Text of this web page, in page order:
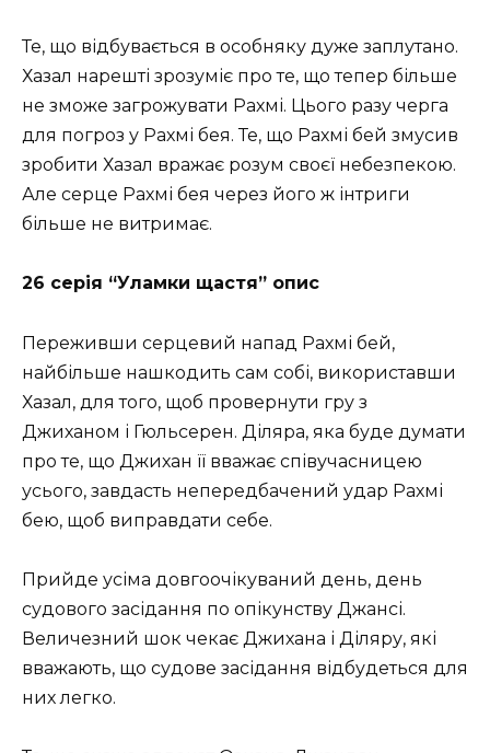
Те, що відбувається в особняку дуже заплутано.
Хазал нарешті зрозуміє про те, що тепер більше
не зможе загрожувати Рахмі. Цього разу черга
для погроз у Рахмі бея. Те, що Рахмі бей змусив
зробити Хазал вражає розум своєї небезпекою.
Але серце Рахмі бея через його ж інтриги
більше не витримає.
26 серія “Уламки щастя” опис
Переживши серцевий напад Рахмі бей,
найбільше нашкодить сам собі, використавши
Хазал, для того, щоб провернути гру з
Джиханом і Гюльсерен. Діляра, яка буде думати
про те, що Джихан її вважає співучасницею
усього, завдасть непередбачений удар Рахмі
бею, щоб виправдати себе.
Прийде усіма довгоочікуваний день, день
судового засідання по опікунству Джансі.
Величезний шок чекає Джихана і Діляру, які
вважають, що судове засідання відбудеться для
них легко.